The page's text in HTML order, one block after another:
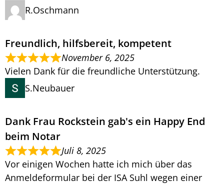
R.Oschmann
Freundlich, hilfsbereit, kompetent
November 6, 2025
Vielen Dank für die freundliche Unterstützung.
S.Neubauer
Dank Frau Rockstein gab's ein Happy End
beim Notar
Juli 8, 2025
Vor einigen Wochen hatte ich mich über das
Anmeldeformular bei der ISA Suhl wegen einer